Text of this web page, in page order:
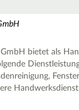
bietet als